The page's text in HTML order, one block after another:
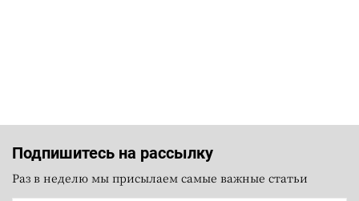
Подпишитесь на рассылку
Раз в неделю мы присылаем самые важные статьи